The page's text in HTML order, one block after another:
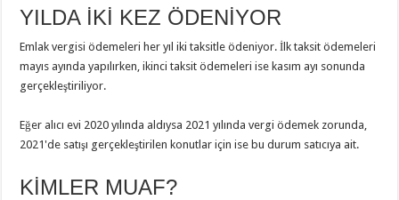
YILDA İKİ KEZ ÖDENİYOR
Emlak vergisi ödemeleri her yıl iki taksitle ödeniyor. İlk taksit ödemeleri
mayıs ayında yapılırken, ikinci taksit ödemeleri ise kasım ayı sonunda
gerçekleştiriliyor.
Eğer alıcı evi 2020 yılında aldıysa 2021 yılında vergi ödemek zorunda,
2021'de satışı gerçekleştirilen konutlar için ise bu durum satıcıya ait.
KİMLER MUAF?